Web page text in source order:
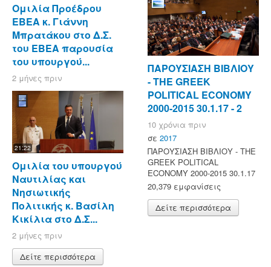
Ομιλία Προέδρου
ΕΒΕΑ κ. Γιάννη
Μπρατάκου στο Δ.Σ.
του ΕΒΕΑ παρουσία
του υπουργού...
2 μήνες πριν
21:22
Ομιλία του υπουργού
Ναυτιλίας και
Νησιωτικής
Πολιτικής κ. Βασίλη
Κικίλια στο Δ.Σ...
2 μήνες πριν
Δείτε περισσότερα
ΠΑΡΟΥΣΙΑΣΗ ΒΙΒΛΙΟΥ
- ΤΗΕ GREEK
POLITICAL ECONOMY
2000-2015 30.1.17 - 2
10 χρόνια πριν
σε 2017
ΠΑΡΟΥΣΙΑΣΗ ΒΙΒΛΙΟΥ - ΤΗΕ
GREEK POLITICAL
ECONOMY 2000-2015 30.1.17
20,379 εμφανίσεις
Δείτε περισσότερα